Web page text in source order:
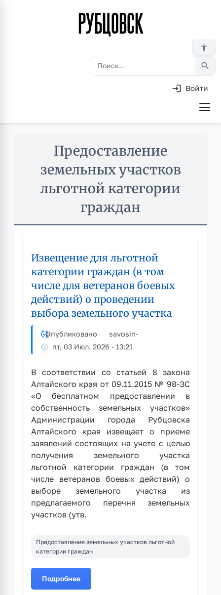
РУБЦОВСК
accessibility_new
search
Войти
Предоставление
земельных участков
льготной категории
граждан
Извещение для льготной
категории граждан (в том
числе для ветеранов боевых
действий) о проведении
выбора земельного участка
Опубликовано savosin-
пт, 03 Июл. 2026 - 13:21
В соответствии со статьей 8 закона
Алтайского края от 09.11.2015 № 98-ЗС
«О бесплатном предоставлении в
собственность земельных участков»
Администрации города Рубцовска
Алтайского края извещает о приеме
заявлений состоящих на учете с целью
получения земельного участка
льготной категории граждан (в том
числе ветеранов боевых действий) о
выборе земельного участка из
предлагаемого перечня земельных
участков (утв.
Предоставление земельных участков льготной
категории граждан
Подробнее
о